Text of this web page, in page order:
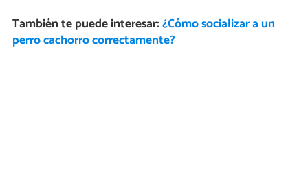
También te puede interesar:¿Cómo socializar a un
perro cachorro correctamente?